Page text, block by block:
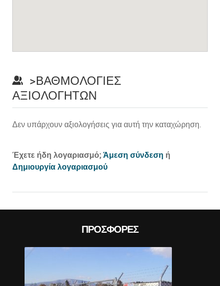
>ΒΑΘΜΟΛΟΓΊΕΣ
ΑΞΙΟΛΟΓΗΤΏΝ
Δεν υπάρχουν αξιολογήσεις για αυτή την καταχώρηση.
Έχετε ήδη λογαριασμό; Άμεση σύνδεση ή
Δημιουργία λογαριασμού
ΠΡΟΣΦΟΡΈΣ